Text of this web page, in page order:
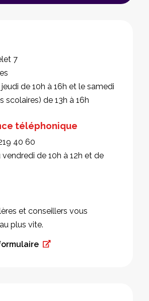
7
de 10h à 16h et le samedi
scolaires) de 13h à 16h
téléphonique
40 60
vendredi de 10h à 12h et de
et conseillers vous
plus vite.